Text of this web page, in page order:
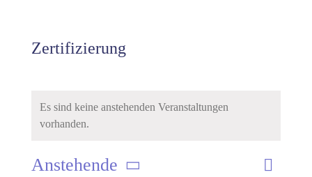
Zertifizierung
Es sind keine anstehenden Veranstaltungen
vorhanden.
Liste
Anstehende